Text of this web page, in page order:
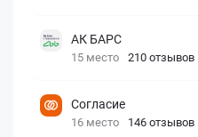
АК БАРС
15 место 210 отзывов
Согласие
16 место 146 отзывов